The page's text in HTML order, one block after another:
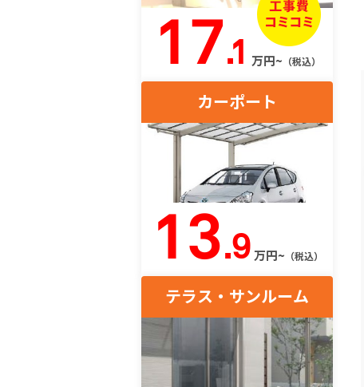
17.1 万円~ （税込）
カーポート
13.9 万円~ （税込）
テラス・サンルーム